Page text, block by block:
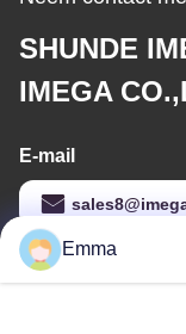
SHUNDE
IMEGA
E-mail
Emma